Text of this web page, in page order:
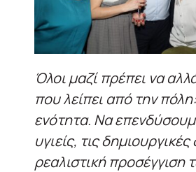
Όλοι μαζί πρέπει να
που λείπει από την
ενότητα. Να
υγιείς, τις
ρεαλιστική προσέγγιση